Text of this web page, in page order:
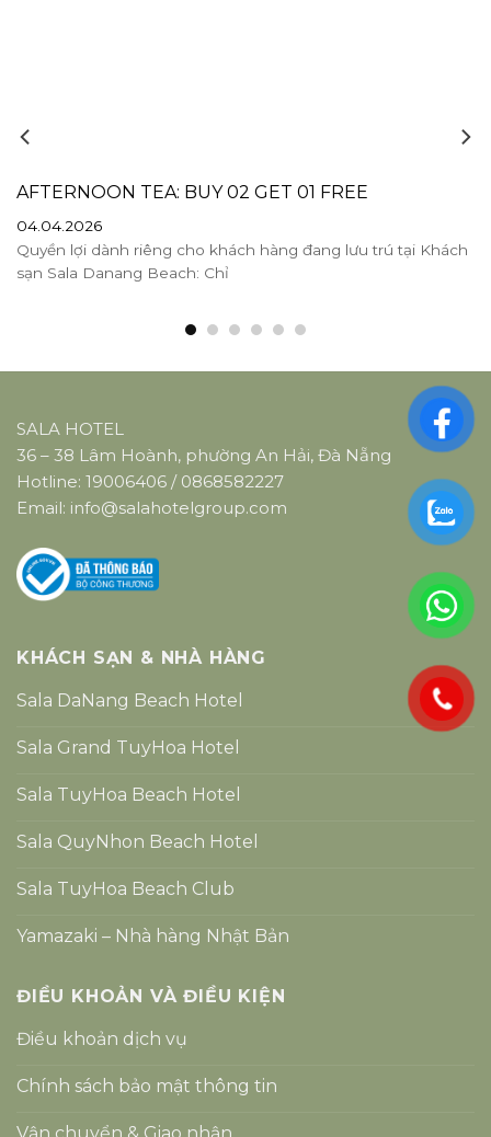
AFTERNOON TEA: BUY 02 GET 01 FREE
04.04.2026
Quyền lợi dành riêng cho khách hàng đang lưu trú tại Khách
sạn Sala Danang Beach: Chỉ
SALA HOTEL
36 – 38 Lâm Hoành, phường An Hải, Đà Nẵng
Hotline: 19006406 / 0868582227
Email: info@salahotelgroup.com
KHÁCH SẠN & NHÀ HÀNG
Sala DaNang Beach Hotel
Sala Grand TuyHoa Hotel
Sala TuyHoa Beach Hotel
Sala QuyNhon Beach Hotel
Sala TuyHoa Beach Club
Yamazaki – Nhà hàng Nhật Bản
ĐIỀU KHOẢN VÀ ĐIỀU KIỆN
Điều khoản dịch vụ
Chính sách bảo mật thông tin